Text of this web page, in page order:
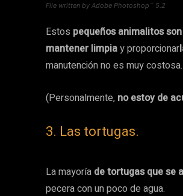
File written by Adobe Photoshop¨ 5.2
Estos pequeños animalitos
mantener limpiay proporcionar
manutención no es muy costosa.
(Personalmente, no estoy de
3. Las tortugas.
La mayoría de tortugas que se
pecera con un poco de agua.